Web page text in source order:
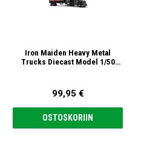
Iron Maiden Heavy Metal
Trucks Diecast Model 1/50
99,95 €
OSTOSKORIIN